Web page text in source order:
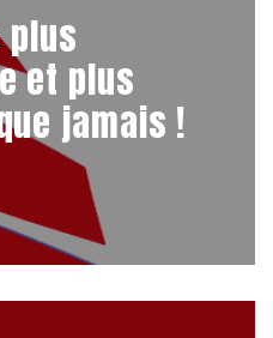
et plus
jamais !